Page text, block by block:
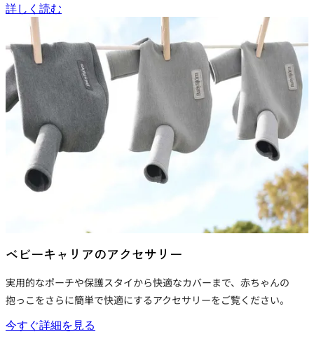
詳しく読む
ベビーキャリアのアクセサリー
実用的なポーチや保護スタイから快適なカバーまで、赤ちゃんの
抱っこをさらに簡単で快適にするアクセサリーをご覧ください。
今すぐ詳細を見る